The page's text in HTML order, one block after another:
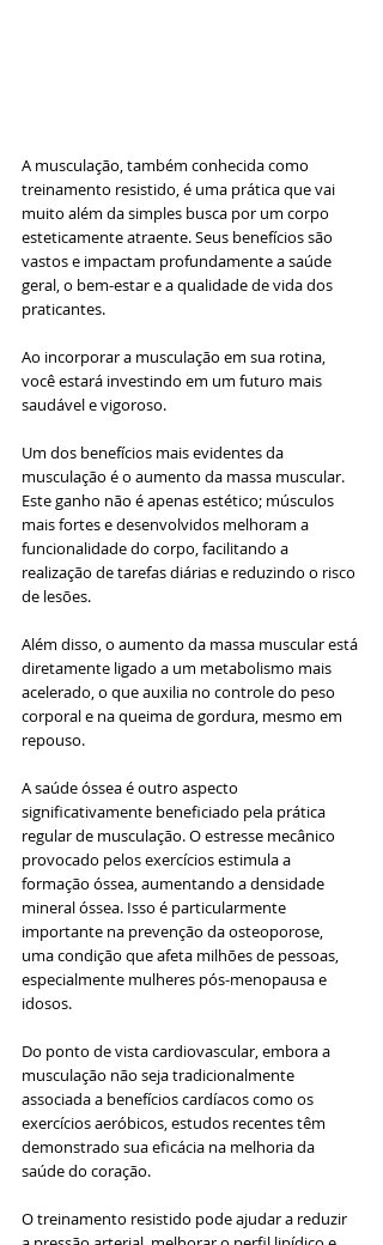
A musculação, também conhecida como
treinamento resistido, é uma prática que vai
muito além da simples busca por um corpo
esteticamente atraente. Seus benefícios são
vastos e impactam profundamente a saúde
geral, o bem-estar e a qualidade de vida dos
praticantes.
Ao incorporar a musculação em sua rotina,
você estará investindo em um futuro mais
saudável e vigoroso.
Um dos benefícios mais evidentes da
musculação é o aumento da massa muscular.
Este ganho não é apenas estético; músculos
mais fortes e desenvolvidos melhoram a
funcionalidade do corpo, facilitando a
realização de tarefas diárias e reduzindo o risco
de lesões.
Além disso, o aumento da massa muscular está
diretamente ligado a um metabolismo mais
acelerado, o que auxilia no controle do peso
corporal e na queima de gordura, mesmo em
repouso.
A saúde óssea é outro aspecto
significativamente beneficiado pela prática
regular de musculação. O estresse mecânico
provocado pelos exercícios estimula a
formação óssea, aumentando a densidade
mineral óssea. Isso é particularmente
importante na prevenção da osteoporose,
uma condição que afeta milhões de pessoas,
especialmente mulheres pós-menopausa e
idosos.
Do ponto de vista cardiovascular, embora a
musculação não seja tradicionalmente
associada a benefícios cardíacos como os
exercícios aeróbicos, estudos recentes têm
demonstrado sua eficácia na melhoria da
saúde do coração.
O treinamento resistido pode ajudar a reduzir